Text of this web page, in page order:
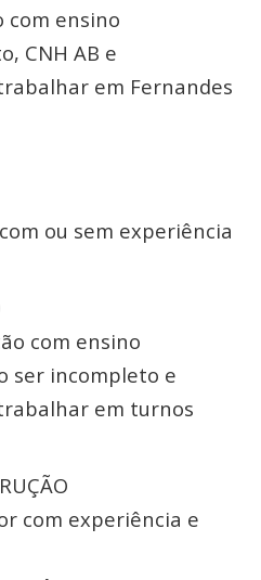
com ensino
CNH AB e
em Fernandes
ou sem experiência
com ensino
ser incompleto e
em turnos
com experiência e